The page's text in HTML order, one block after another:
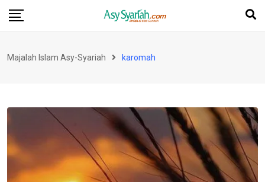
Skip
Majalah Islam Asy-Syariah karomah